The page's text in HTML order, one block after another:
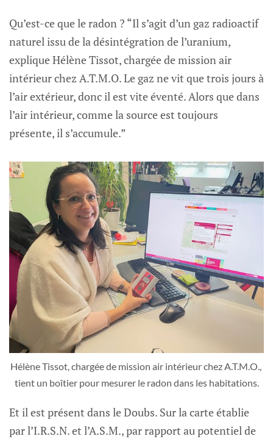
Qu’est-ce que le radon ? “Il s’agit d’un gaz radioactif
naturel issu de la désintégration de l’uranium,
explique Hélène Tissot, chargée de mission air
intérieur chez A.T.M.O. Le gaz ne vit que trois jours à
l’air extérieur, donc il est vite éventé. Alors que dans
l’air intérieur, comme la source est toujours
présente, il s’accumule.”
Hélène Tissot, chargée de mission air intérieur chez A.T.M.O.,
tient un boîtier pour mesurer le radon dans les habitations.
Et il est présent dans le Doubs. Sur la carte établie
par l’I.R.S.N. et l’A.S.M., par rapport au potentiel de